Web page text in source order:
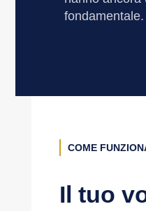
fondamentale.
COME
Il tuo